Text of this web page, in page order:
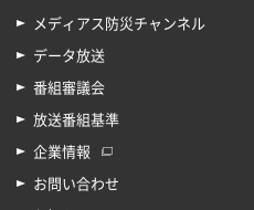
メディアス防災チャンネル
データ放送
番組審議会
放送番組基準
企業情報
お問い合わせ